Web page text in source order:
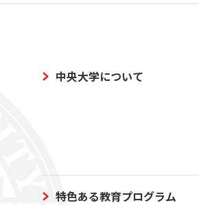
中央大学について
特色ある教育プログラム